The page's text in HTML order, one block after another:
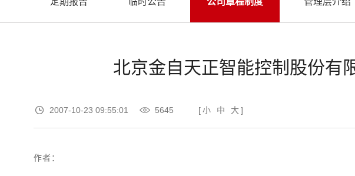
北京金自天正智能控制股份有
2007-10-23 09:55:01 5645 [小 中 大]
作者：